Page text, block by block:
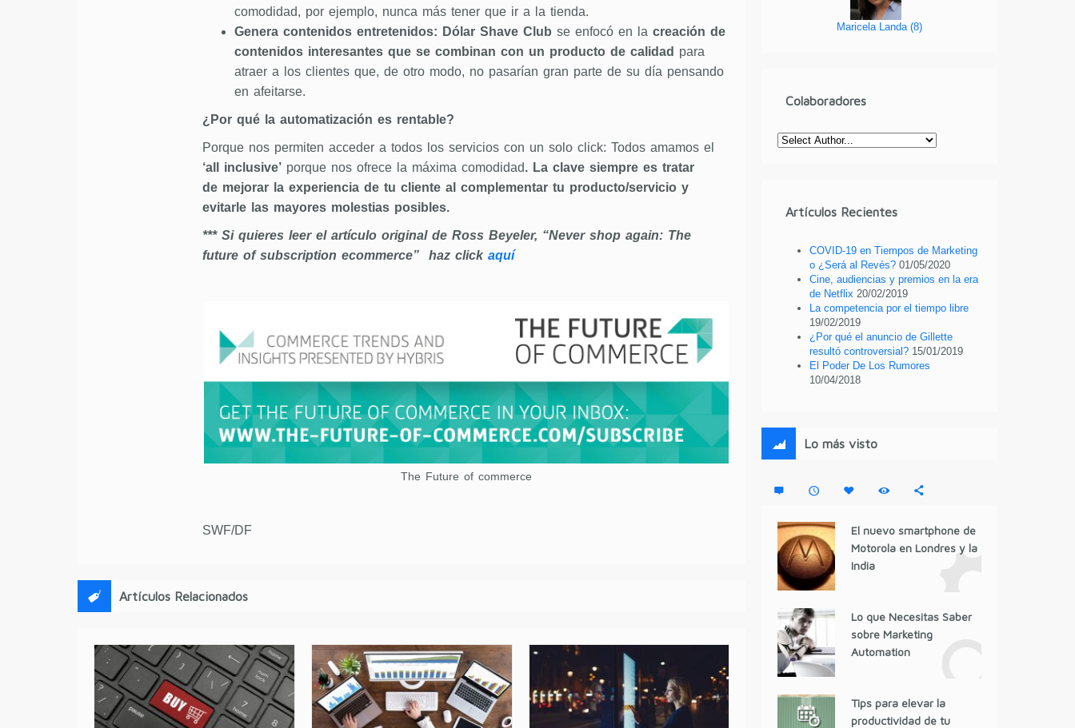
comodidad, por ejemplo, nunca más tener que ir a la tienda.
Genera contenidos entretenidos: Dólar Shave Club se enfocó en la creación de
contenidos interesantes que se combinan con un producto de calidad para
atraer a los clientes que, de otro modo, no pasarían gran parte de su día pensando
en afeitarse.
¿Por qué la automatización es rentable?
Porque nos permiten acceder a todos los servicios con un solo click: Todos amamos el
‘all inclusive’porque nos ofrece la máxima comodidad. La clave siempre es tratar
de mejorar la experiencia de tu cliente al complementar tu producto/servicio y
evitarle las mayores molestias posibles.
*** Si quieres leer el artículo original de Ross Beyeler, “Never shop again: The
future of subscription ecommerce” haz click aquí
The Future of commerce
SWF/DF
Artículos Relacionados
Maricela Landa(8)
Colaboradores
Artículos Recientes
COVID-19 en Tiempos de Marketing
o ¿Será al Revés? 01/05/2020
Cine, audiencias y premios en la era
de Netflix 20/02/2019
La competencia por el tiempo libre
19/02/2019
¿Por qué el anuncio de Gillette
resultó controversial? 15/01/2019
El Poder De Los Rumores
10/04/2018
Lo más visto
El nuevo smartphone de
Motorola en Londres y la
India
Lo que Necesitas Saber
sobre Marketing
Automation
Tips para elevar la
productividad de tu